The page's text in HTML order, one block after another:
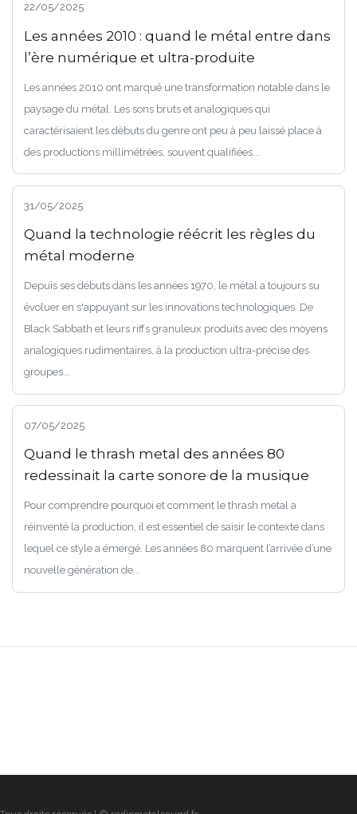
22/05/2025
Les années 2010 : quand le métal entre dans
l’ère numérique et ultra-produite
Les années 2010 ont marqué une transformation notable dans le
paysage du métal. Les sons bruts et analogiques qui
caractérisaient les débuts du genre ont peu à peu laissé place à
des productions millimétrées, souvent qualifiées...
31/05/2025
Quand la technologie réécrit les règles du
métal moderne
Depuis ses débuts dans les années 1970, le métal a toujours su
évoluer en s'appuyant sur les innovations technologiques. De
Black Sabbath et leurs riffs granuleux produits avec des moyens
analogiques rudimentaires, à la production ultra-précise des
groupes...
07/05/2025
Quand le thrash metal des années 80
redessinait la carte sonore de la musique
Pour comprendre pourquoi et comment le thrash metal a
réinventé la production, il est essentiel de saisir le contexte dans
lequel ce style a émergé. Les années 80 marquent l’arrivée d’une
nouvelle génération de...